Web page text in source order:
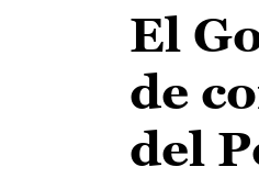
El
de
del